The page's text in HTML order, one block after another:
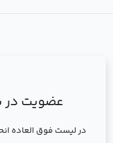
عضویت در
در لیست فوق العاده